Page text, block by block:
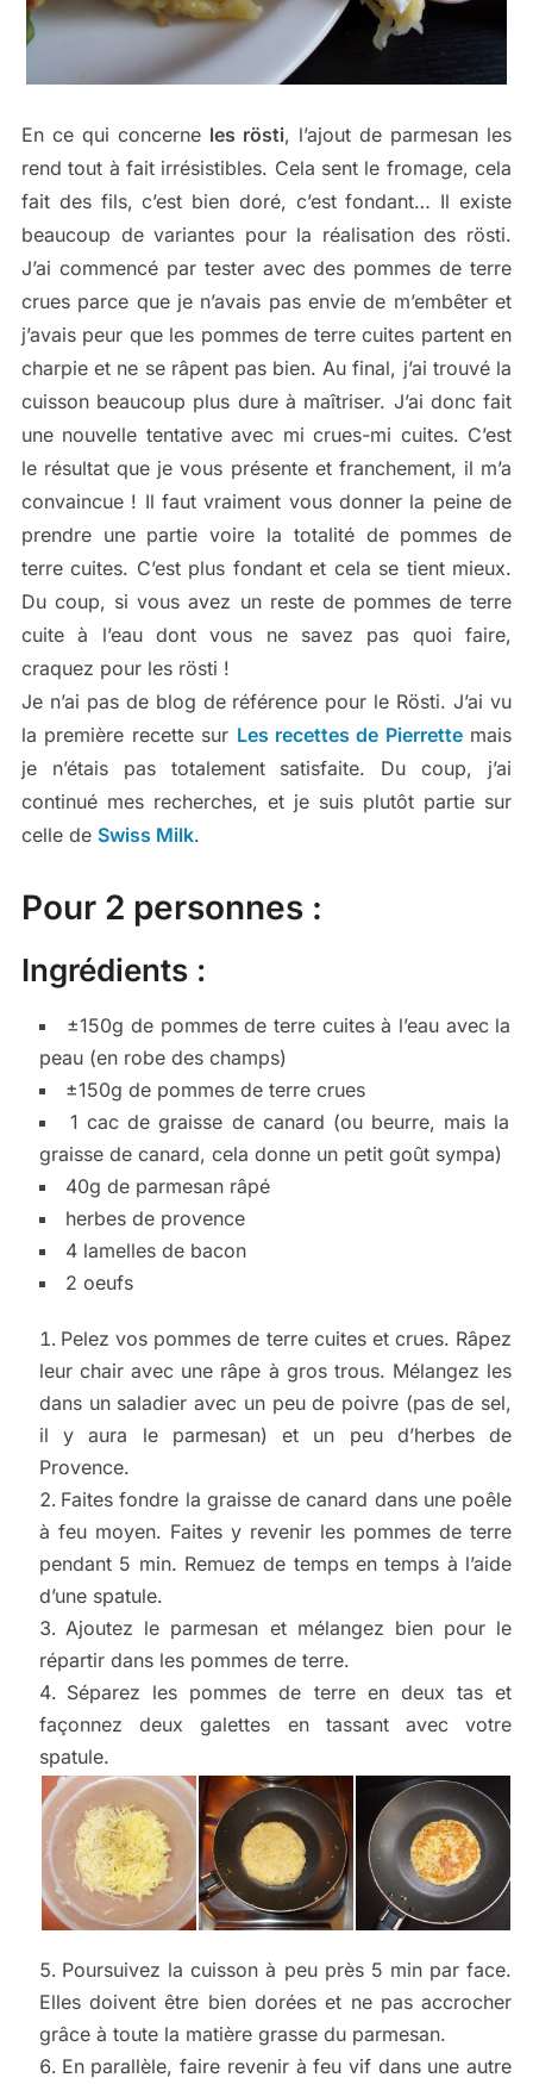
En ce qui concerne les rösti, l’ajout de parmesan les
rend tout à fait irrésistibles. Cela sent le fromage, cela
fait des fils, c’est bien doré, c’est fondant… Il existe
beaucoup de variantes pour la réalisation des rösti.
J’ai commencé par tester avec des pommes de terre
crues parce que je n’avais pas envie de m’embêter et
j’avais peur que les pommes de terre cuites partent en
charpie et ne se râpent pas bien. Au final, j’ai trouvé la
cuisson beaucoup plus dure à maîtriser. J’ai donc fait
une nouvelle tentative avec mi crues-mi cuites. C’est
le résultat que je vous présente et franchement, il m’a
convaincue ! Il faut vraiment vous donner la peine de
prendre une partie voire la totalité de pommes de
terre cuites. C’est plus fondant et cela se tient mieux.
Du coup, si vous avez un reste de pommes de terre
cuite à l’eau dont vous ne savez pas quoi faire,
craquez pour les rösti !
Je n’ai pas de blog de référence pour le Rösti. J’ai vu
la première recette sur Les recettes de Pierrettemais
je n’étais pas totalement satisfaite. Du coup, j’ai
continué mes recherches, et je suis plutôt partie sur
celle de Swiss Milk.
Pour 2 personnes :
Ingrédients :
±150g de pommes de terre cuites à l’eau avec la
peau (en robe des champs)
±150g de pommes de terre crues
1 cac de graisse de canard (ou beurre, mais la
graisse de canard, cela donne un petit goût sympa)
40g de parmesan râpé
herbes de provence
4 lamelles de bacon
2 oeufs
Pelez vos pommes de terre cuites et crues. Râpez
leur chair avec une râpe à gros trous. Mélangez les
dans un saladier avec un peu de poivre (pas de sel,
il y aura le parmesan) et un peu d’herbes de
Provence.
Faites fondre la graisse de canard dans une poêle
à feu moyen. Faites y revenir les pommes de terre
pendant 5 min. Remuez de temps en temps à l’aide
d’une spatule.
Ajoutez le parmesan et mélangez bien pour le
répartir dans les pommes de terre.
Séparez les pommes de terre en deux tas et
façonnez deux galettes en tassant avec votre
spatule.
Poursuivez la cuisson à peu près 5 min par face.
Elles doivent être bien dorées et ne pas accrocher
grâce à toute la matière grasse du parmesan.
En parallèle, faire revenir à feu vif dans une autre